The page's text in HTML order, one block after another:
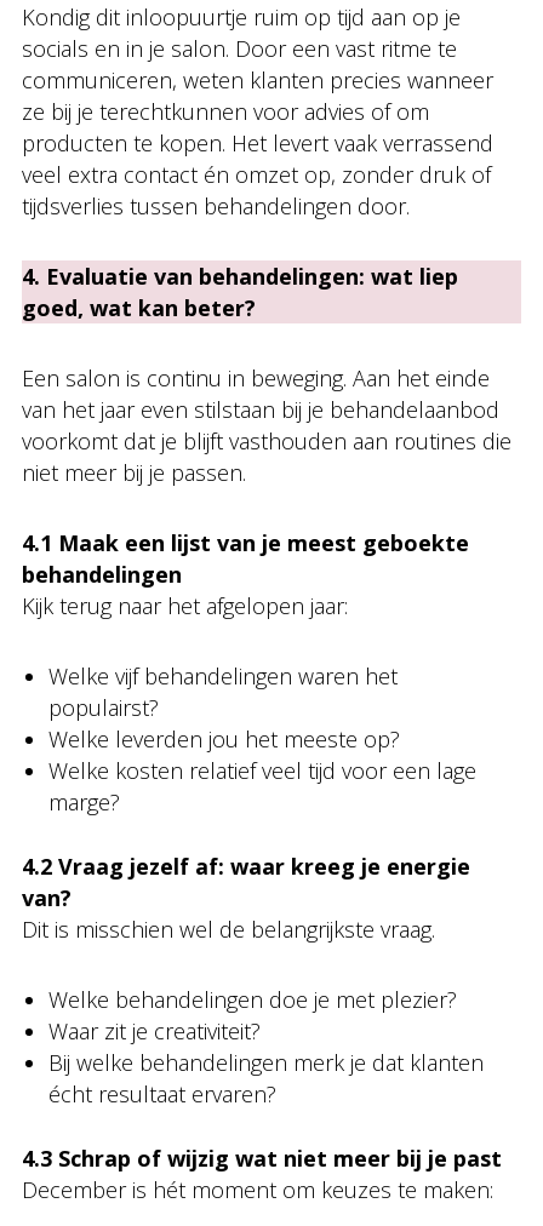
Kondig dit inloopuurtje ruim op tijd aan op je
socials en in je salon. Door een vast ritme te
communiceren, weten klanten precies wanneer
ze bij je terechtkunnen voor advies of om
producten te kopen. Het levert vaak verrassend
veel extra contact én omzet op, zonder druk of
tijdsverlies tussen behandelingen door.
4. Evaluatie van behandelingen: wat liep
goed, wat kan beter?
Een salon is continu in beweging. Aan het einde
van het jaar even stilstaan bij je behandelaanbod
voorkomt dat je blijft vasthouden aan routines die
niet meer bij je passen.
4.1 Maak een lijst van je meest geboekte
behandelingen
Kijk terug naar het afgelopen jaar:
Welke vijf behandelingen waren het
populairst?
Welke leverden jou het meeste op?
Welke kosten relatief veel tijd voor een lage
marge?
4.2 Vraag jezelf af: waar kreeg je energie
van?
Dit is misschien wel de belangrijkste vraag.
Welke behandelingen doe je met plezier?
Waar zit je creativiteit?
Bij welke behandelingen merk je dat klanten
écht resultaat ervaren?
4.3 Schrap of wijzig wat niet meer bij je past
December is hét moment om keuzes te maken: